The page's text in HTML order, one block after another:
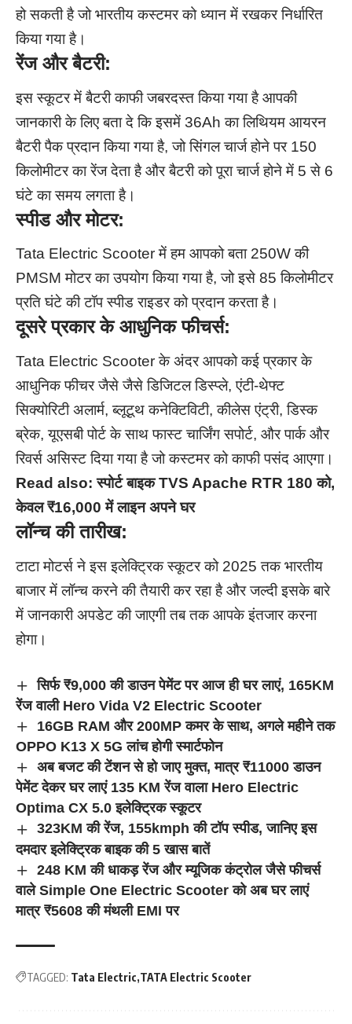
हो सकती है जो भारतीय कस्टमर को ध्यान में रखकर निर्धारित
किया गया है।
रेंज और बैटरी:
इस स्कूटर में बैटरी काफी जबरदस्त किया गया है आपकी
जानकारी के लिए बता दे कि इसमें 36Ah का लिथियम आयरन
बैटरी पैक प्रदान किया गया है, जो सिंगल चार्ज होने पर 150
किलोमीटर का रेंज देता है और बैटरी को पूरा चार्ज होने में 5 से 6
घंटे का समय लगता है।
स्पीड और मोटर:
Tata Electric Scooter में हम आपको बता 250W की
PMSM मोटर का उपयोग किया गया है, जो इसे 85 किलोमीटर
प्रति घंटे की टॉप स्पीड राइडर को प्रदान करता है।
दूसरे प्रकार के आधुनिक फीचर्स:
Tata Electric Scooter के अंदर आपको कई प्रकार के
आधुनिक फीचर जैसे जैसे डिजिटल डिस्प्ले, एंटी-थेफ्ट
सिक्योरिटी अलार्म, ब्लूटूथ कनेक्टिविटी, कीलेस एंट्री, डिस्क
ब्रेक, यूएसबी पोर्ट के साथ फास्ट चार्जिंग सपोर्ट, और पार्क और
रिवर्स असिस्ट दिया गया है जो कस्टमर को काफी पसंद आएगा।
Read also:स्पोर्ट बाइक TVS Apache RTR 180 को,
केवल ₹16,000 में लाइन अपने घर
लॉन्च की तारीख:
टाटा मोटर्स ने इस इलेक्ट्रिक स्कूटर को 2025 तक भारतीय
बाजार में लॉन्च करने की तैयारी कर रहा है और जल्दी इसके बारे
में जानकारी अपडेट की जाएगी तब तक आपके इंतजार करना
होगा।
सिर्फ ₹9,000 की डाउन पेमेंट पर आज ही घर लाएं, 165KM
रेंज वाली Hero Vida V2 Electric Scooter
16GB RAM और 200MP कमर के साथ, अगले महीने तक
OPPO K13 X 5G लांच होगी स्मार्टफोन
अब बजट की टेंशन से हो जाए मुक्त, मात्र ₹11000 डाउन
पेमेंट देकर घर लाएं 135 KM रेंज वाला Hero Electric
Optima CX 5.0 इलेक्ट्रिक स्कूटर
323KM की रेंज, 155kmph की टॉप स्पीड, जानिए इस
दमदार इलेक्ट्रिक बाइक की 5 खास बातें
248 KM की धाकड़ रेंज और म्यूजिक कंट्रोल जैसे फीचर्स
वाले Simple One Electric Scooter को अब घर लाएं
मात्र ₹5608 की मंथली EMI पर
TAGGED: Tata Electric TATA Electric Scooter